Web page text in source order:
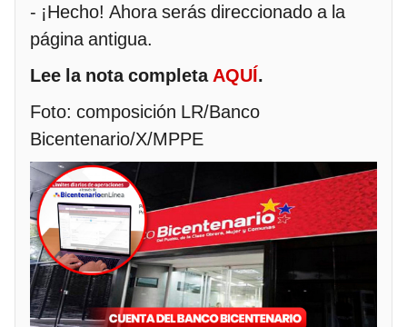
- ¡Hecho! Ahora serás direccionado a la
página antigua.
Lee la nota completaAQUÍ.
Foto: composición LR/Banco
Bicentenario/X/MPPE